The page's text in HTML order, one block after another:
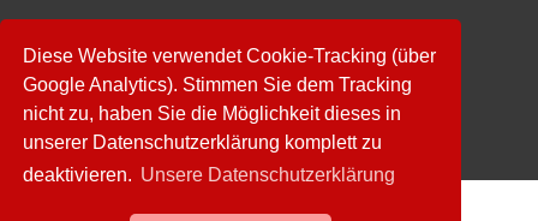
Diese Website verwendet Cookie-Tracking (über
Google Analytics). Stimmen Sie dem Tracking
nicht zu, haben Sie die Möglichkeit dieses in
unserer Datenschutzerklärung komplett zu
deaktivieren. Unsere Datenschutzerklärung